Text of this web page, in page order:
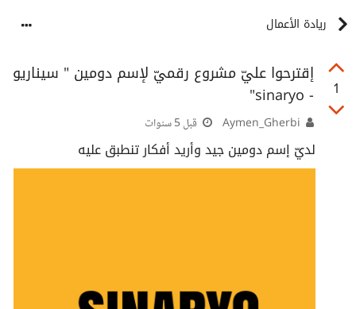
ريادة الأعمال
1
إقترحوا عليّ مشروع رقميّ لإسم دومين " سيناريو
- sinaryo"
قبل 5 سنوات
لديّ إسم دومين جيد وأريد أفكار تنطبق عليه